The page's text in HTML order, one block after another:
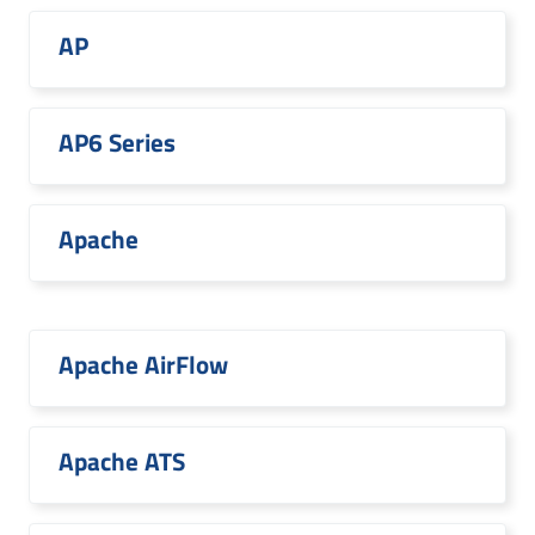
AP
AP6 Series
Apache
Apache AirFlow
Apache ATS